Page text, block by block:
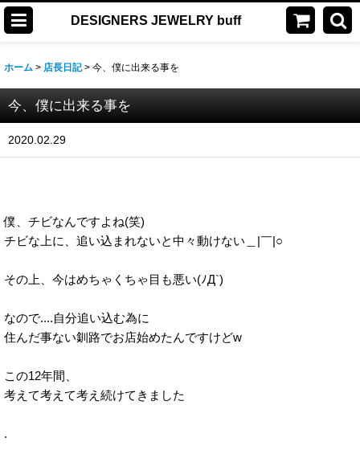
DESIGNERS JEWELRY buff
ホーム > 店長日記 > 今、僕に出来る事を
今、僕に出来る事を
2020.02.29
僕、チビなんですよね(笑)
チビな上に、追い込まれないと中々動けない＿|￣|○
その上、今はめちゃくちゃ目も悪い(ﾉД`)
なので....自分追い込む為に
住んだ事ない釧路でお店始めたんですけどw
この12年間、
考えて考えて考え続けてきました
.